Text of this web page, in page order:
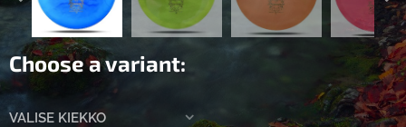
Choose a variant:
VALISE KIEKKO